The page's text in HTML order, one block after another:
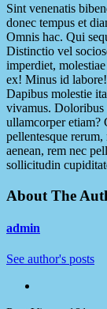
Sint venenatis
donec tempus et
Omnis hac. Qui
Distinctio vel
imperdiet,
ex! Minus id labore!
Dapibus molestie
vivamus. Doloribus
ullamcorper etiam?
pellentesque
aenean, rem nec
sollicitudin
About The
admin
See author's posts